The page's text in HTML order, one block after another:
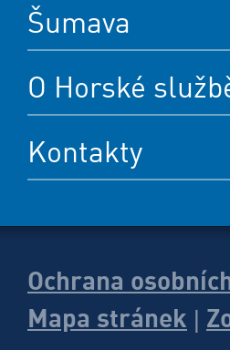
Šumava
O Horské
Kontakty
Ochrana
Mapa stránek